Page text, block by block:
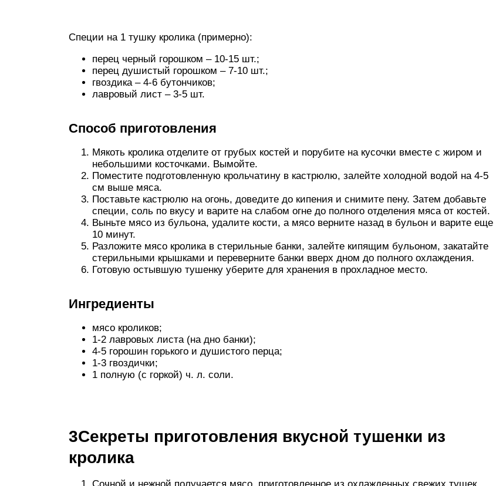
Специи на 1 тушку кролика (примерно):
перец черный горошком – 10-15 шт.;
перец душистый горошком – 7-10 шт.;
гвоздика – 4-6 бутончиков;
лавровый лист – 3-5 шт.
Способ приготовления
Мякоть кролика отделите от грубых костей и порубите на кусочки вместе с жиром и
небольшими косточками. Вымойте.
Поместите подготовленную крольчатину в кастрюлю, залейте холодной водой на 4-5
см выше мяса.
Поставьте кастрюлю на огонь, доведите до кипения и снимите пену. Затем добавьте
специи, соль по вкусу и варите на слабом огне до полного отделения мяса от костей.
Выньте мясо из бульона, удалите кости, а мясо верните назад в бульон и варите еще
10 минут.
Разложите мясо кролика в стерильные банки, залейте кипящим бульоном, закатайте
стерильными крышками и переверните банки вверх дном до полного охлаждения.
Готовую остывшую тушенку уберите для хранения в прохладное место.
Ингредиенты
мясо кроликов;
1-2 лавровых листа (на дно банки);
4-5 горошин горького и душис­того перца;
1-3 гвоздички;
1 полную (с горкой) ч. л. соли.
3Секреты приготовления вкусной тушенки из
кролика